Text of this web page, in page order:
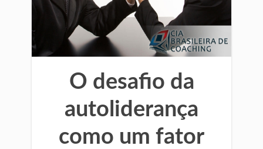
O desafio da
autoliderança
como um fator